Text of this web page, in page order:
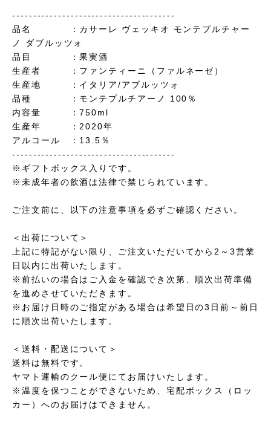
---------------------------------------
品名 ：カサーレ ヴェッキオ モンテプルチャー
ノ ダブルッツォ
品目 ：果実酒
生産者 ：ファンティーニ（ファルネーゼ）
生産地 ：イタリア/アブルッツォ
品種 ：モンテプルチアーノ 100％
内容量 ：750ml
生産年 ：2020年
アルコール ：13.5％
---------------------------------------
※ギフトボックス入りです。
※未成年者の飲酒は法律で禁じられています。
ご注文前に、以下の注意事項を必ずご確認ください。
＜出荷について＞
上記に特記がない限り、ご注文いただいてから2～3営業
日以内に出荷いたします。
※前払いの場合はご入金を確認でき次第、順次出荷準備
を進めさせていただきます。
※お届け日時のご指定がある場合は希望日の3日前～前日
に順次出荷いたします。
＜送料・配送について＞
送料は無料です。
ヤマト運輸のクール便にてお届けいたします。
※温度を保つことができないため、宅配ボックス（ロッ
カー）へのお届けはできません。